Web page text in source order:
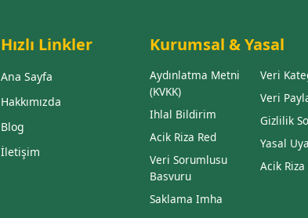
Hızlı Linkler
Ana Sayfa
Hakkımızda
Blog
İletişim
Kurumsal & Yasal
Aydınlatma Metni
(KVKK)
Ihlal Bildirim
Acik Riza Red
Veri Sorumlusu
Basvuru
Saklama Imha
Veri
Veri
Gizlilik
Yasal
Acik